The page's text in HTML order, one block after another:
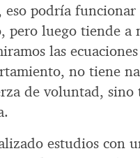
eso podría
pero luego tiende a
las
no tiene
de voluntad, sino
estudios con